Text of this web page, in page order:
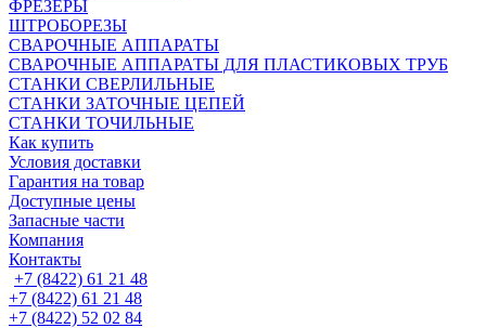
ФРЕЗЕРЫ
ШТРОБОРЕЗЫ
СВАРОЧНЫЕ АППАРАТЫ
СВАРОЧНЫЕ АППАРАТЫ ДЛЯ ПЛАСТИКОВЫХ ТРУБ
СТАНКИ СВЕРЛИЛЬНЫЕ
СТАНКИ ЗАТОЧНЫЕ ЦЕПЕЙ
СТАНКИ ТОЧИЛЬНЫЕ
Как купить
Условия доставки
Гарантия на товар
Доступные цены
Запасные части
Компания
Контакты
+7 (8422) 61 21 48
+7 (8422) 61 21 48
+7 (8422) 52 02 84